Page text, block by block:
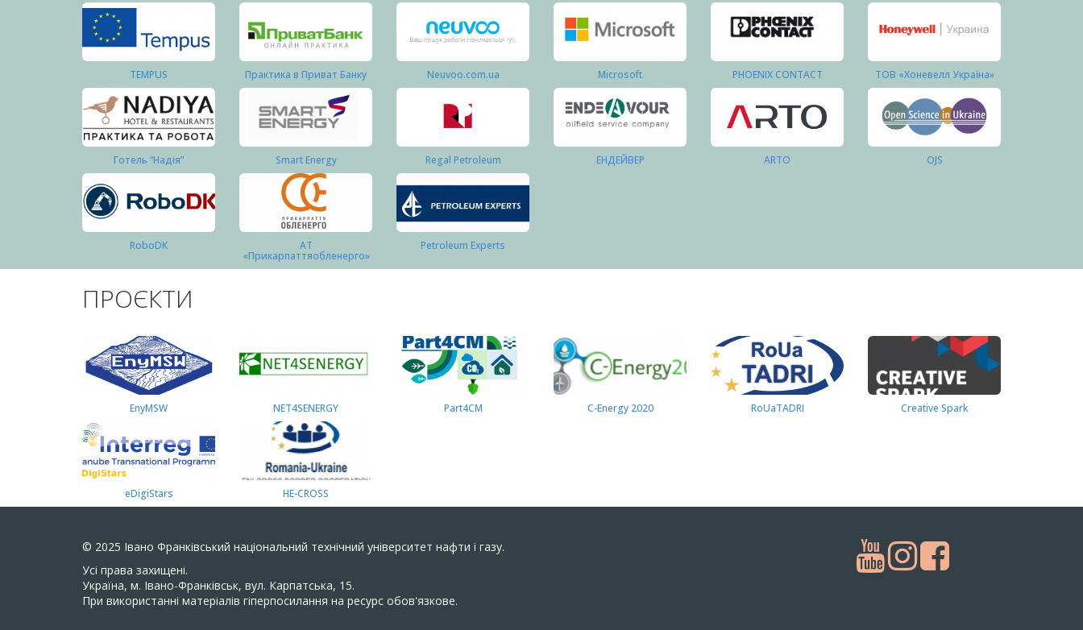
TEMPUS Практика в Приват Банку Neuvoo.com.ua Microsoft PHOENIX CONTACT ТОВ «Хоневелл Україна»
Готель “Надія” Smart Energy Regal Petroleum ЕНДЕЙВЕР ARTO OJS
RoboDK АТ
«Прикарпаттяобленерго»
Petroleum Experts
ПРОЄКТИ
EnyMSW NET4SENERGY Part4СМ C-Energy 2020 RoUaTADRI Creative Spark
eDigiStars HE-CROSS
© 2025 Івано Франківський національний технічний університет нафти і газу.
Усi права захищенi.
Україна, м. Івано-Франківськ, вул. Карпатська, 15.
При використанні матеріалів гіперпосилання на ресурс обов'язкове.